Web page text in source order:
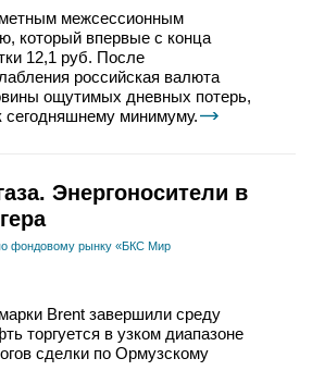
межсессионным
который впервые с конца
12,1 руб. После
российская валюта
ощутимых дневных потерь,
сегодняшнему минимуму.
Энергоносители в
фондовому рынку «БКС Мир
Brent завершили среду
торгуется в узком диапазоне
сделки по Ормузскому